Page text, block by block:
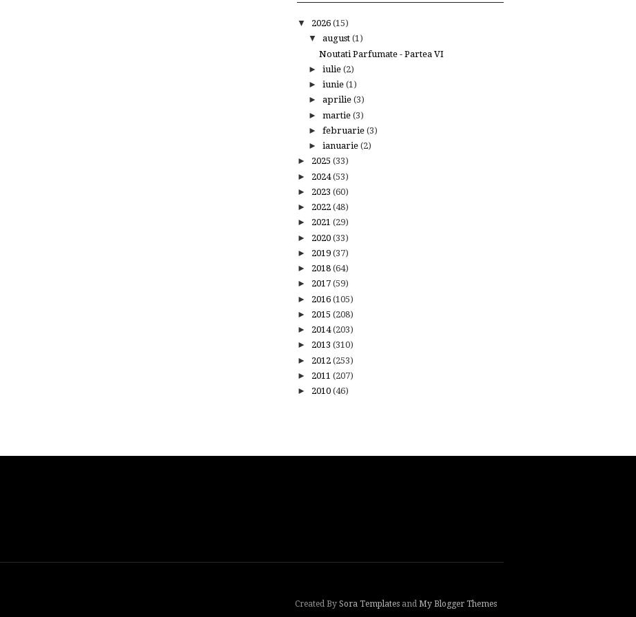
▼ 2026 (15)
▼ august (1)
Noutati Parfumate - Partea VI
► iulie (2)
► iunie (1)
► aprilie (3)
► martie (3)
► februarie (3)
► ianuarie (2)
► 2025 (33)
► 2024(53)
► 2023 (60)
► 2022 (48)
► 2021 (29)
► 2020 (33)
► 2019 (37)
► 2018 (64)
► 2017 (59)
► 2016 (105)
► 2015 (208)
► 2014(203)
► 2013 (310)
► 2012 (253)
► 2011 (207)
► 2010 (46)
Created By Sora Templates and My Blogger Themes